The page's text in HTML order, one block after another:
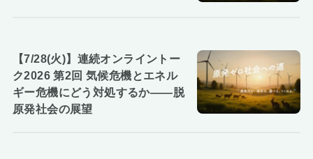
【7/28(火)】連続オンライントー
ク2026 第2回 気候危機とエネル
ギー危機にどう対処するか――脱
原発社会の展望